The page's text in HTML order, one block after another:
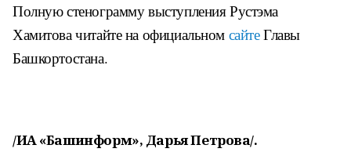
Полную стенограмму выступления Рустэма
Хамитова читайте на официальном сайтеГлавы
Башкортостана.
/ИА «Башинформ», Дарья Петрова/.